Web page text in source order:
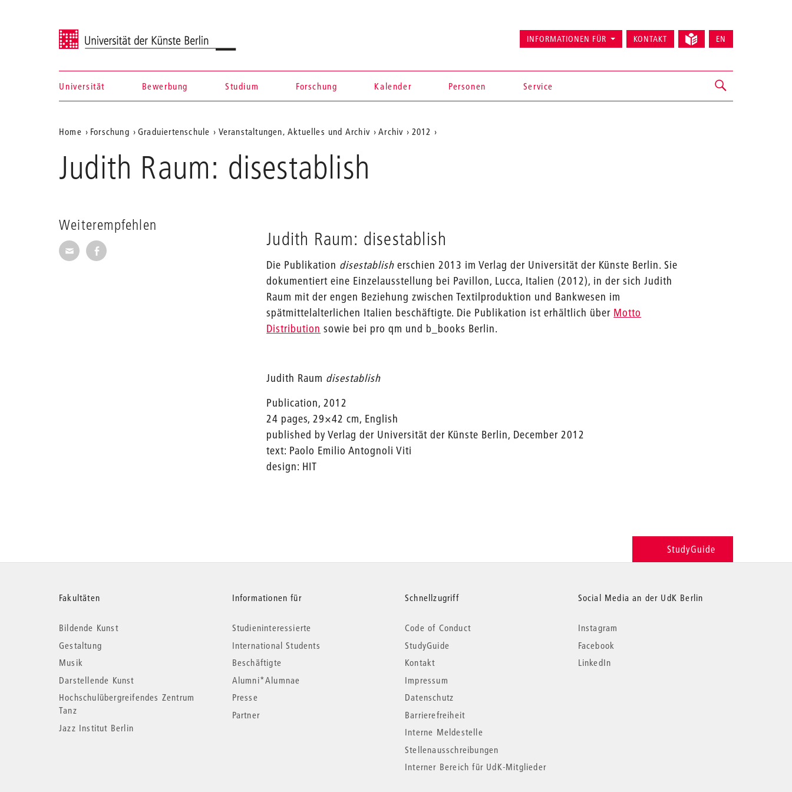
Universität der Künste Berlin
Navigation &
Suche
Universität Bewerbung Studium Forschung Kalender Personen Service
INFORMATIONEN FÜR KONTAKT EN
Aktuelle
Position
auf
Home Forschung Graduiertenschule Veranstaltungen, Aktuelles und Archiv Archiv 2012
Judith Raum: disestablish
Weiterempfehlen
Seite per E-Mail weiterempfehlen
Seite auf Facebook weiterempfehlenJudith Raum: disestablish
Die Publikation disestablish erschien 2013 im Verlag der Universität der Künste Berlin. Sie
dokumentiert eine Einzelausstellung bei Pavillon, Lucca, Italien (2012), in der sich Judith
Raum mit der engen Beziehung zwischen Textilproduktion und Bankwesen im
spätmittelalterlichen Italien beschäftigte. Die Publikation ist erhältlich über Motto
Distribution sowie bei pro qm und b_books Berlin.
Judith Raum disestablish
Publication, 2012
24 pages, 29×42 cm, English
published by Verlag der Universität der Künste Berlin, December 2012
text: Paolo Emilio Antognoli Viti
design: HIT
StudyGuide
Weitere
Informationen
Fakultäten
Bildende Kunst
Gestaltung
Musik
Darstellende Kunst
Hochschulübergreifendes Zentrum
Tanz
Jazz Institut Berlin
Informationen für
Studieninteressierte
International Students
Beschäftigte
Alumni*Alumnae
Presse
Partner
Schnellzugriff
Code of Conduct
StudyGuide
Kontakt
Impressum
Datenschutz
Barrierefreiheit
Interne Meldestelle
Stellenausschreibungen
Interner Bereich für UdK-Mitglieder
Social Media an der UdK Berlin
Instagram
Facebook
LinkedIn